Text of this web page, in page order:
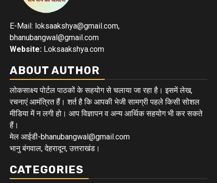
E-Mail: loksaakshya@gmail.com,
bhanubangwal@gmail.com
Website: Loksaakshya.com
ABOUT AUTHOR
लोकसाक्ष्य पोर्टल पाठकों के सहयोग से चलाया जा रहा है। इसमें लेख,
रचनाएं आमंत्रित हैं। शर्त है कि आपकी भेजी सामग्री पहले किसी सोशल
मीडिया में न लगी हो। आप विज्ञापन व अन्य आर्थिक सहयोग भी कर सकते
हैं।
मेल आईडी-bhanubangwal@gmail.com
भानु बंगवाल, देहरादून, उत्तराखंड।
CATEGORIES